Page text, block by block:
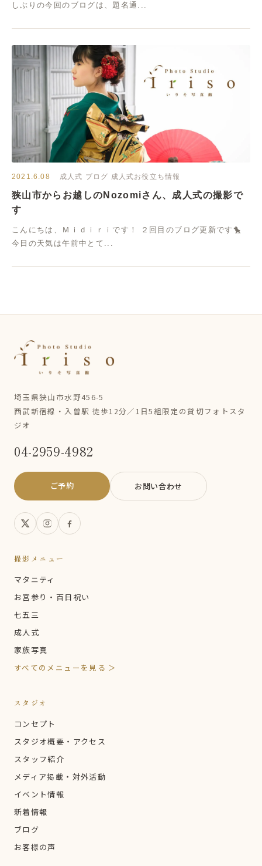
しぶりの今回のブログは、題名通...
2021.6.08 成人式 ブログ 成人式お役立ち情報
狭山市からお越しのNozomiさん、成人式の撮影で
す
こんにちは、Ｍｉｄｉｒｉです！ ２回目のブログ更新です🐤
今日の天気は午前中とて...
埼玉県狭山市水野456-5
西武新宿線・入曽駅 徒歩12分／1日5組限定の貸切フォトスタ
ジオ
04-2959-4982
ご予約 お問い合わせ
撮影メニュー
マタニティ
お宮参り・百日祝い
七五三
成人式
家族写真
すべてのメニューを見る ＞
スタジオ
コンセプト
スタジオ概要・アクセス
スタッフ紹介
メディア掲載・対外活動
イベント情報
新着情報
ブログ
お客様の声